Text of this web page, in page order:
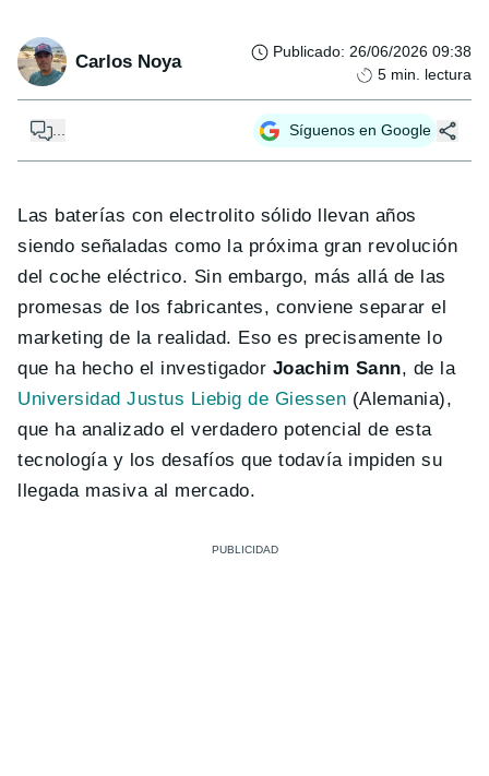
Carlos Noya Publicado: 26/06/2026 09:38
5 min. lectura
... Síguenos en Google
Las baterías con electrolito sólido llevan años
siendo señaladas como la próxima gran revolución
del coche eléctrico. Sin embargo, más allá de las
promesas de los fabricantes, conviene separar el
marketing de la realidad. Eso es precisamente lo
que ha hecho el investigador Joachim Sann, de la
Universidad Justus Liebig de Giessen (Alemania),
que ha analizado el verdadero potencial de esta
tecnología y los desafíos que todavía impiden su
llegada masiva al mercado.